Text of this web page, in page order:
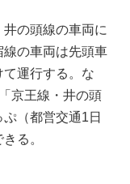
の頭線の車両に
の車両は先頭車
運行する。な
京王線・井の頭
（都営交通1日
る。